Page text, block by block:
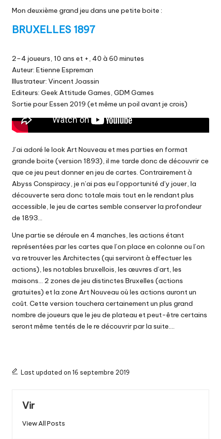
Mon deuxième grand jeu dans une petite boite :
BRUXELLES 1897
2–4 joueurs, 10 ans et +, 40 à 60 minutes
Auteur: Etienne Espreman
Illustrateur: Vincent Joassin
Editeurs: Geek Attitude Games, GDM Games
Sortie pour Essen 2019 (et même un poil avant je crois)
J’ai adoré le look Art Nouveau et mes parties en format
grande boite (version 1893), il me tarde donc de découvrir ce
que ce jeu peut donner en jeu de cartes. Contrairement à
Abyss Conspiracy, je n’ai pas eu l’opportunité d’y jouer, la
découverte sera donc totale mais tout en le rendant plus
accessible, le jeu de cartes semble conserver la profondeur
de 1893…
Une partie se déroule en 4 manches, les actions étant
représentées par les cartes que l’on place en colonne ou l’on
va retrouver les Architectes (qui serviront à effectuer les
actions), les notables bruxellois, les œuvres d’art, les
maisons… 2 zones de jeu distinctes Bruxelles (actions
gratuites) et la zone Art Nouveau où les actions auront un
coût. Cette version touchera certainement un plus grand
nombre de joueurs que le jeu de plateau et peut-être certains
seront même tentés de le re découvrir par la suite….
Last updated on 16 septembre 2019
Vir
View All Posts